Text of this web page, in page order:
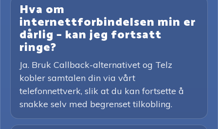
Hva om
internettforbindelsen min er
dårlig – kan jeg fortsatt
ringe?
Ja. Bruk Callback-alternativet og Telz
kobler samtalen din via vårt
telefonnettverk, slik at du kan fortsette å
snakke selv med begrenset tilkobling.